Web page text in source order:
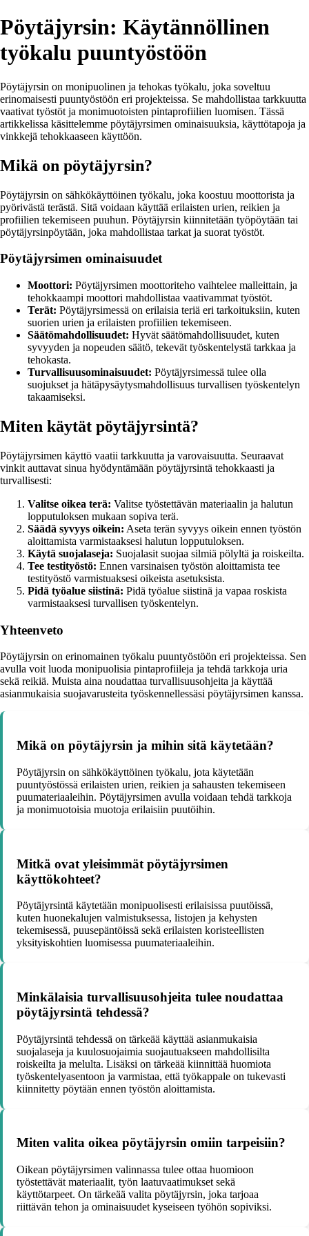
Pöytäjyrsin: Käytännöllinen
työkalu puuntyöstöön
Pöytäjyrsin on monipuolinen ja tehokas työkalu, joka soveltuu
erinomaisesti puuntyöstöön eri projekteissa. Se mahdollistaa tarkkuutta
vaativat työstöt ja monimuotoisten pintaprofiilien luomisen. Tässä
artikkelissa käsittelemme pöytäjyrsimen ominaisuuksia, käyttötapoja ja
vinkkejä tehokkaaseen käyttöön.
Mikä on pöytäjyrsin?
Pöytäjyrsin on sähkökäyttöinen työkalu, joka koostuu moottorista ja
pyörivästä terästä. Sitä voidaan käyttää erilaisten urien, reikien ja
profiilien tekemiseen puuhun. Pöytäjyrsin kiinnitetään työpöytään tai
pöytäjyrsinpöytään, joka mahdollistaa tarkat ja suorat työstöt.
Pöytäjyrsimen ominaisuudet
Moottori: Pöytäjyrsimen moottoriteho vaihtelee malleittain, ja
tehokkaampi moottori mahdollistaa vaativammat työstöt.
Terät: Pöytäjyrsimessä on erilaisia teriä eri tarkoituksiin, kuten
suorien urien ja erilaisten profiilien tekemiseen.
Säätömahdollisuudet: Hyvät säätömahdollisuudet, kuten
syvyyden ja nopeuden säätö, tekevät työskentelystä tarkkaa ja
tehokasta.
Turvallisuusominaisuudet: Pöytäjyrsimessä tulee olla
suojukset ja hätäpysäytysmahdollisuus turvallisen työskentelyn
takaamiseksi.
Miten käytät pöytäjyrsintä?
Pöytäjyrsimen käyttö vaatii tarkkuutta ja varovaisuutta. Seuraavat
vinkit auttavat sinua hyödyntämään pöytäjyrsintä tehokkaasti ja
turvallisesti:
Valitse oikea terä: Valitse työstettävän materiaalin ja halutun
lopputuloksen mukaan sopiva terä.
Säädä syvyys oikein: Aseta terän syvyys oikein ennen työstön
aloittamista varmistaaksesi halutun lopputuloksen.
Käytä suojalaseja: Suojalasit suojaa silmiä pölyltä ja roiskeilta.
Tee testityöstö: Ennen varsinaisen työstön aloittamista tee
testityöstö varmistuaksesi oikeista asetuksista.
Pidä työalue siistinä: Pidä työalue siistinä ja vapaa roskista
varmistaaksesi turvallisen työskentelyn.
Yhteenveto
Pöytäjyrsin on erinomainen työkalu puuntyöstöön eri projekteissa. Sen
avulla voit luoda monipuolisia pintaprofiileja ja tehdä tarkkoja uria
sekä reikiä. Muista aina noudattaa turvallisuusohjeita ja käyttää
asianmukaisia suojavarusteita työskennellessäsi pöytäjyrsimen kanssa.
Mikä on pöytäjyrsin ja mihin sitä käytetään?
Pöytäjyrsin on sähkökäyttöinen työkalu, jota käytetään
puuntyöstössä erilaisten urien, reikien ja sahausten tekemiseen
puumateriaaleihin. Pöytäjyrsimen avulla voidaan tehdä tarkkoja
ja monimuotoisia muotoja erilaisiin puutöihin.
Mitkä ovat yleisimmät pöytäjyrsimen
käyttökohteet?
Pöytäjyrsintä käytetään monipuolisesti erilaisissa puutöissä,
kuten huonekalujen valmistuksessa, listojen ja kehysten
tekemisessä, puusepäntöissä sekä erilaisten koristeellisten
yksityiskohtien luomisessa puumateriaaleihin.
Minkälaisia turvallisuusohjeita tulee noudattaa
pöytäjyrsintä tehdessä?
Pöytäjyrsintä tehdessä on tärkeää käyttää asianmukaisia
suojalaseja ja kuulosuojaimia suojautuakseen mahdollisilta
roiskeilta ja melulta. Lisäksi on tärkeää kiinnittää huomiota
työskentelyasentoon ja varmistaa, että työkappale on tukevasti
kiinnitetty pöytään ennen työstön aloittamista.
Miten valita oikea pöytäjyrsin omiin tarpeisiin?
Oikean pöytäjyrsimen valinnassa tulee ottaa huomioon
työstettävät materiaalit, työn laatuvaatimukset sekä
käyttötarpeet. On tärkeää valita pöytäjyrsin, joka tarjoaa
riittävän tehon ja ominaisuudet kyseiseen työhön sopiviksi.